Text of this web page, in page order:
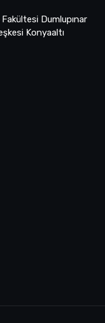
Dumlupınar
Konyaaltı